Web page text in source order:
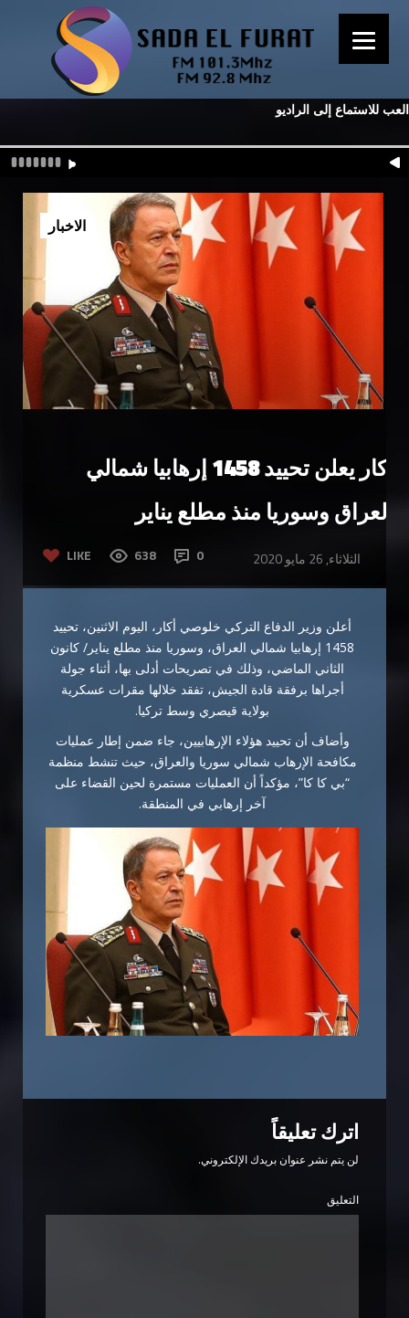
العب للاستماع إلى الراديو
أكار يعلن تحييد 1458 إرهابيا شمالي
العراق وسوريا منذ مطلع يناير
LIKE 638 0 الثلاثاء, 26 مايو 2020
الاخبار
أعلن وزير الدفاع التركي خلوصي أكار، اليوم الاثنين، تحييد
1458 إرهابيا شمالي العراق، وسوريا منذ مطلع يناير/ كانون
الثاني الماضي، وذلك في تصريحات أدلى بها، أثناء جولة
أجراها برفقة قادة الجيش، تفقد خلالها مقرات عسكرية
بولاية قيصري وسط تركيا.
وأضاف أن تحييد هؤلاء الإرهابيين، جاء ضمن إطار عمليات
مكافحة الإرهاب شمالي سوريا والعراق، حيث تنشط منظمة
“بي كا كا”، مؤكداً أن العمليات مستمرة لحين القضاء على
آخر إرهابي في المنطقة.
اترك تعليقاً
لن يتم نشر عنوان بريدك الإلكتروني.
التعليق